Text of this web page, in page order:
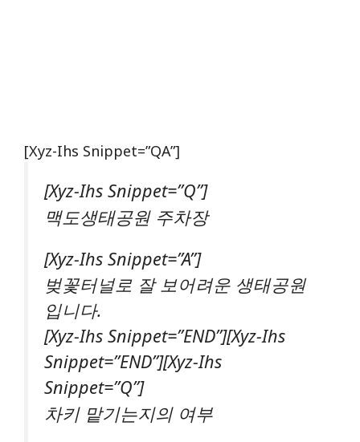
[xyz-Ihs Snippet=”QA”]
[xyz-Ihs Snippet=”Q”]
맥도생태공원 주차장
[xyz-Ihs Snippet=”A”]
벚꽃터널로 잘 보어려운 생태공원
입니다.
[xyz-Ihs Snippet=”END”][xyz-Ihs
Snippet=”END”][xyz-Ihs
Snippet=”Q”]
차키 맡기는지의 여부